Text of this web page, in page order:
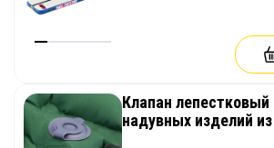
Клапан
надувных изделий